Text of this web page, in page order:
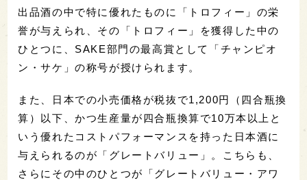
出品酒の中で特に優れたものに「トロフィー」の栄
誉が与えられ、その「トロフィー」を獲得した中の
ひとつに、SAKE部門の最高賞として「チャンピオ
ン・サケ」の称号が授けられます。
また、日本での小売価格が税抜で1,200円（四合瓶換
算）以下、かつ生産量が四合瓶換算で10万本以上と
いう優れたコストパフォーマンスを持った日本酒に
与えられるのが「グレートバリュー」。こちらも、
さらにその中のひとつが「グレートバリュー・アワ